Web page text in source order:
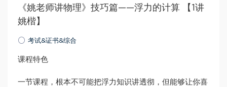
《姚老师讲物理》技巧篇——浮力的计算 【1讲
姚楷】
考试&证书&综合
课程特色
一节课程，根本不可能把浮力知识讲透彻，但能够让你喜